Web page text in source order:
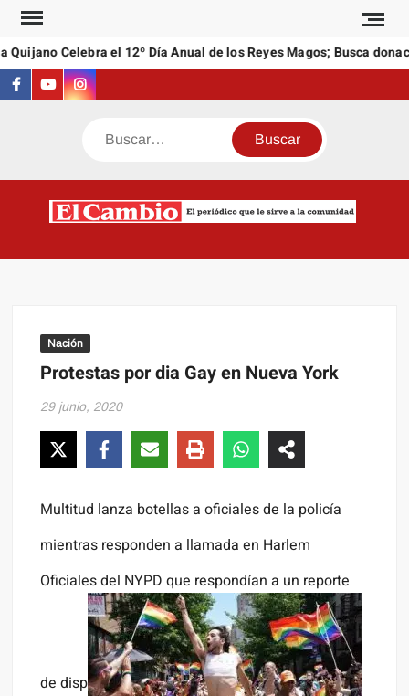
Saltar
contenido
Quijano Celebra el 12º Día Anual de los Reyes Magos; Busca
Facebook
YoutubeInstagram
Buscar
Nación
Protestas por dia Gay en Nueva York
29 junio, 2020
Multitud lanza botellas a oficiales de la policía
mientras responden a llamada en Harlem
Oficiales del NYPD que respondían a un reporte
de disp